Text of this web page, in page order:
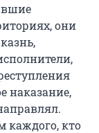
они
наказание,
каждого, кто